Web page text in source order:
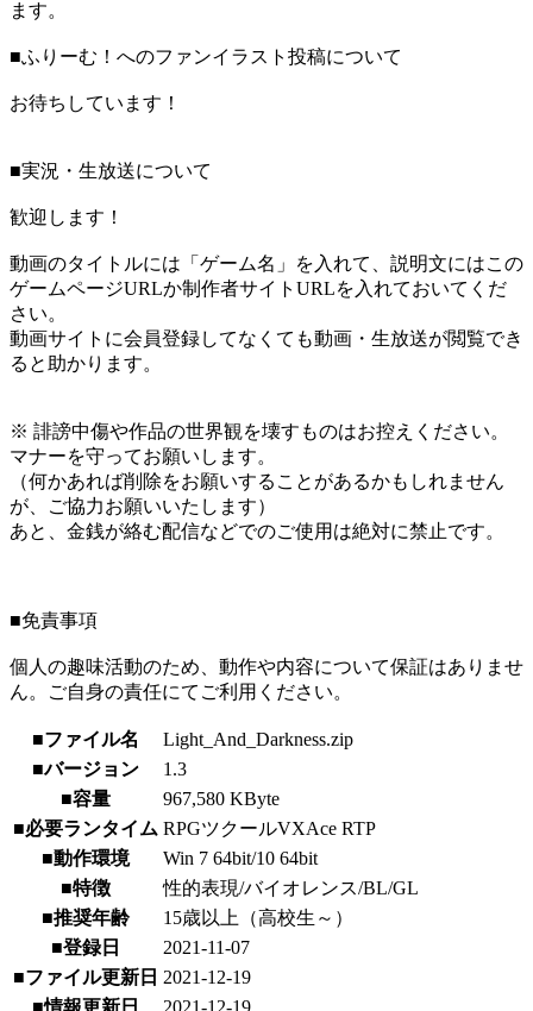
ます。
■ふりーむ！へのファンイラスト投稿について
お待ちしています！
■実況・生放送について
歓迎します！
動画のタイトルには「ゲーム名」を入れて、説明文にはこの
ゲームページURLか制作者サイトURLを入れておいてくだ
さい。
動画サイトに会員登録してなくても動画・生放送が閲覧でき
ると助かります。
※ 誹謗中傷や作品の世界観を壊すものはお控えください。
マナーを守ってお願いします。
（何かあれば削除をお願いすることがあるかもしれません
が、ご協力お願いいたします）
あと、金銭が絡む配信などでのご使用は絶対に禁止です。
■免責事項
個人の趣味活動のため、動作や内容について保証はありませ
ん。ご自身の責任にてご利用ください。
■ファイル名
Light_And_Darkness.zip
■バージョン
1.3
■容量
967,580 KByte
■必要ランタイム RPGツクールVXAce RTP
■動作環境
Win 7 64bit/10 64bit
■特徴
性的表現/バイオレンス/BL/GL
■推奨年齢
15歳以上（高校生～）
■登録日
2021-11-07
■ファイル更新日 2021-12-19
■情報更新日
2021-12-19